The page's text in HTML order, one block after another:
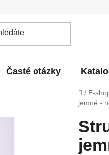
Časté otázky
Domů
/ E-
jemné -